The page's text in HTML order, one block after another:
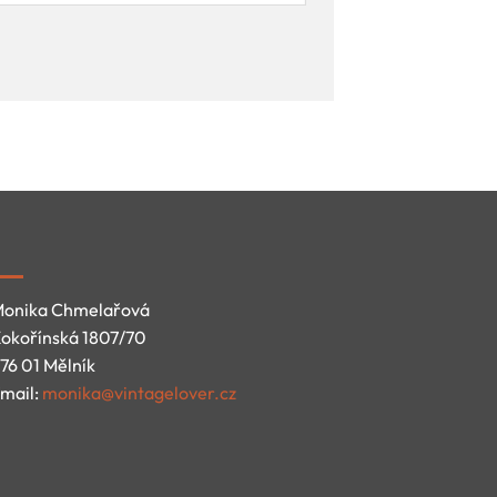
Chmelařová
1807/70
01 Mělník
monika@vintagelover.cz